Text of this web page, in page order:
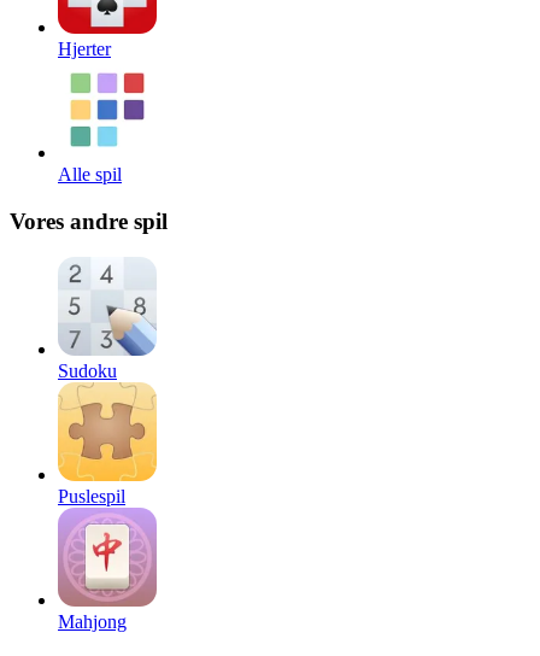
Hjerter
Alle spil
Vores andre spil
Sudoku
Puslespil
Mahjong